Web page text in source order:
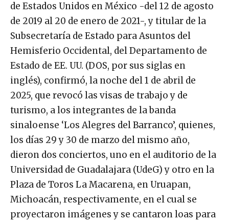
de Estados Unidos en México -del 12 de agosto
de 2019 al 20 de enero de 2021-, y titular de la
Subsecretaría de Estado para Asuntos del
Hemisferio Occidental, del Departamento de
Estado de EE. UU. (DOS, por sus siglas en
inglés), confirmó, la noche del 1 de abril de
2025, que revocó las visas de trabajo y de
turismo, a los integrantes de la banda
sinaloense ‘Los Alegres del Barranco’, quienes,
los días 29 y 30 de marzo del mismo año,
dieron dos conciertos, uno en el auditorio de la
Universidad de Guadalajara (UdeG) y otro en la
Plaza de Toros La Macarena, en Uruapan,
Michoacán, respectivamente, en el cual se
proyectaron imágenes y se cantaron loas para